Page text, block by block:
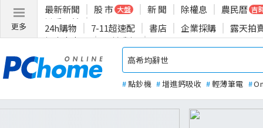
更多
最新新聞 股 市 大盤 新 聞 除權息 農民曆 吉
揪愛公益
24h購物 7-11超速配 書店 企業採購
露天拍
投資人專區
關於我們
#點鈔機 #增進鈣吸收 #輕薄筆電 #